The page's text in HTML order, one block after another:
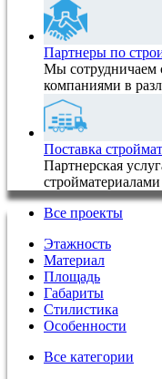
Партнеры по
Мы сотрудничаем
компаниями в
Поставка
Партнерская
Все проекты
Этажность
Материал
Площадь
Габариты
Стилистика
Особенности
Все категории